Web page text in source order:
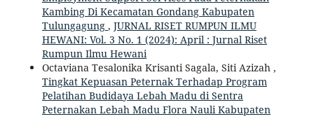
Kambing Di Kecamatan Gondang Kabupaten
Tulungagung , JURNAL RISET RUMPUN ILMU
HEWANI: Vol. 3 No. 1 (2024): April : Jurnal Riset
Rumpun Ilmu Hewani
Octaviana Tesalonika Krisanti Sagala, Siti Azizah ,
Tingkat Kepuasan Peternak Terhadap Program
Pelatihan Budidaya Lebah Madu di Sentra
Peternakan Lebah Madu Flora Nauli Kabupaten